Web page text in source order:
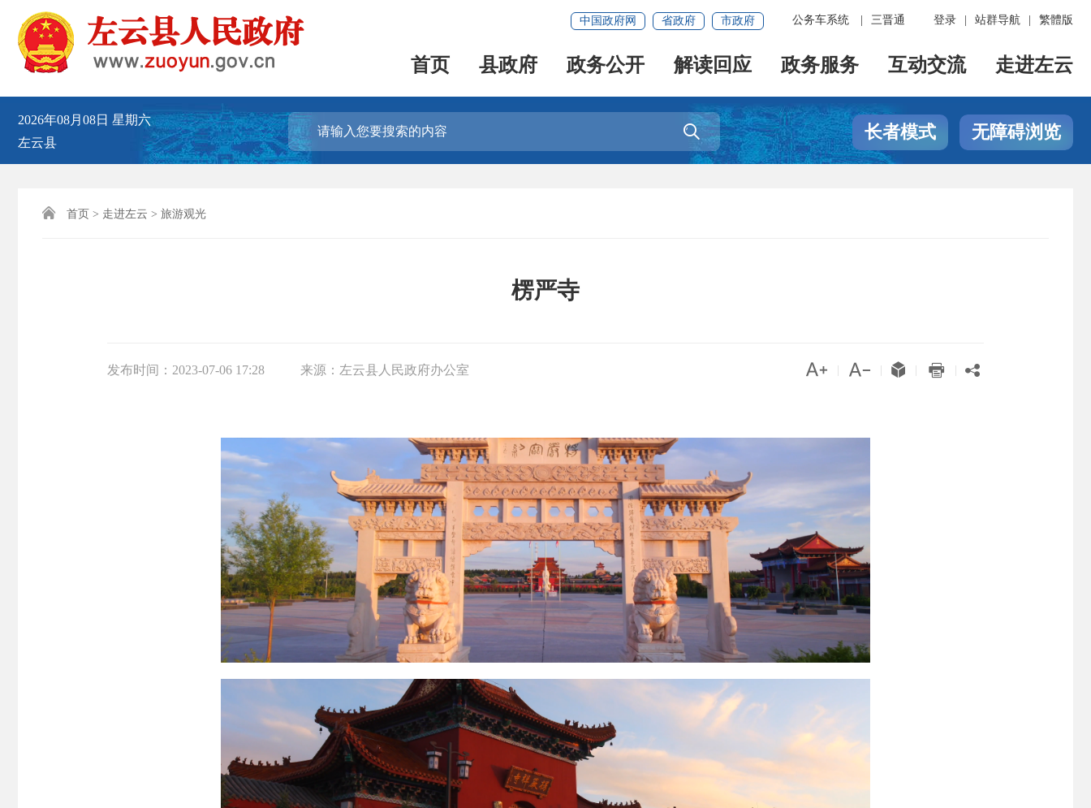
登录 站群导航 繁體版
公务车系统 三晋通
中国政府网 省政府 市政府
首页 县政府 政务公开 解读回应 政务服务 互动交流 走进左云
2026年08月08日 星期六
左云县
 长者模式 无障碍浏览
 首页 > 走进左云 > 旅游观光
楞严寺
发布时间： 2023-07-06 17:28 来源： 左云县人民政府办公室     